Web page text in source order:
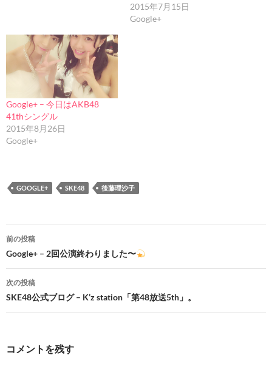
2015年7月15日
Google+
Google+ – 今日はAKB48
41thシングル
2015年8月26日
Google+
GOOGLE+ SKE48 後藤理沙子
投
稿
ナ
ビ
ゲ
前の投稿
Google+ – 2回公演終わりました〜
次の投稿
SKE48公式ブログ – K’z station「第48放送5th」。
コメントを残す